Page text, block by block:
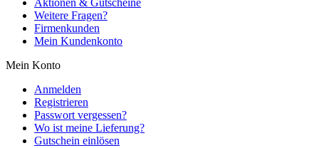
Aktionen & Gutscheine
Weitere Fragen?
Firmenkunden
Mein Kundenkonto
Mein Konto
Anmelden
Registrieren
Passwort vergessen?
Wo ist meine Lieferung?
Gutschein einlösen